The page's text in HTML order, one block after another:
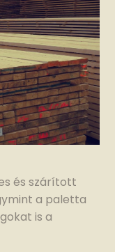
és szárított
a paletta
is a